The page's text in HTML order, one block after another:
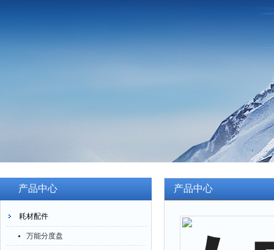
产品中心
耗材配件
万能分度盘
产品中心